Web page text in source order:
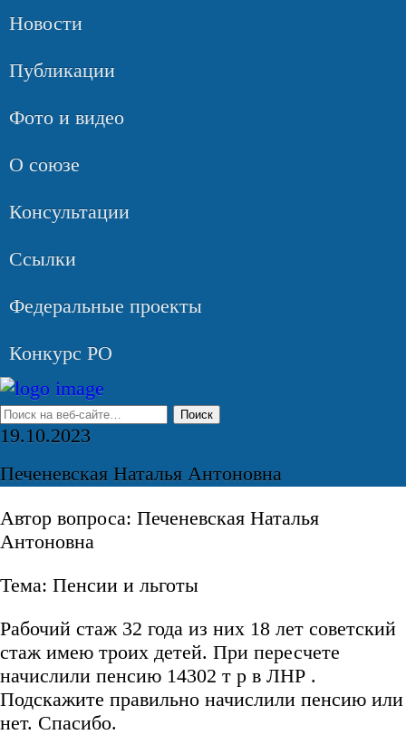
Новости
Публикации
Фото и видео
О союзе
Консультации
Ссылки
Федеральные проекты
Конкурс РО
19.10.2023
Печеневская Наталья Антоновна
Автор вопроса: Печеневская Наталья
Антоновна
Тема: Пенсии и льготы
Рабочий стаж 32 года из них 18 лет советский
стаж имею троих детей. При пересчете
начислили пенсию 14302 т р в ЛНР .
Подскажите правильно начислили пенсию или
нет. Спасибо.